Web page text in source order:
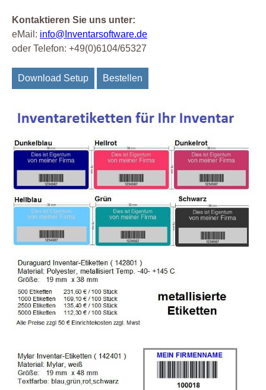
Kontaktieren Sie uns unter:
eMail: info@Inventarsoftware.de
oder Telefon: +49(0)6104/65327
Download Setup Bestellen